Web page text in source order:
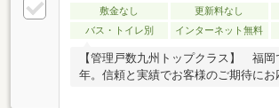
敷金なし 更新料なし
バス・トイレ別
インターネット無料
【管理戸数九州トップクラス】 福岡
年。信頼と実績でお客様のご期待にお